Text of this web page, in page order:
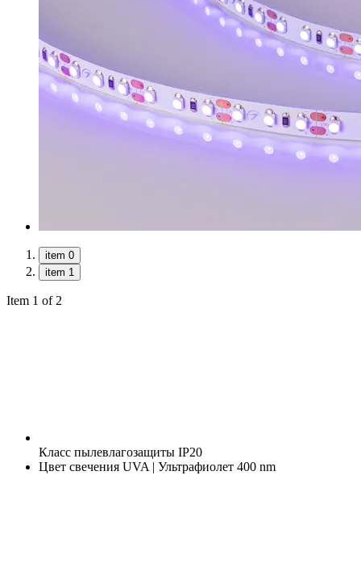
item 0
item 1
Item 1 of 2
Класс пылевлагозащиты IP20
Цвет свечения UVA | Ультрафиолет 400 nm